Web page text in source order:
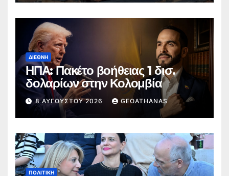
ΔΙΕΘΝΉ
ΗΠΑ: Πακέτο βοήθειας 1 δισ.
δολαρίων στην Κολομβία
8 ΑΥΓΟΎΣΤΟΥ 2026 GEOATHANAS
ΠΟΛΙΤΙΚΉ